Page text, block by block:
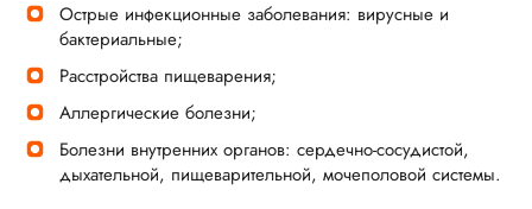
Острые инфекционные заболевания: вирусные и
бактериальные;
Расстройства пищеварения;
Аллергические болезни;
Болезни внутренних органов: сердечно-сосудистой,
дыхательной, пищеварительной, мочеполовой системы.